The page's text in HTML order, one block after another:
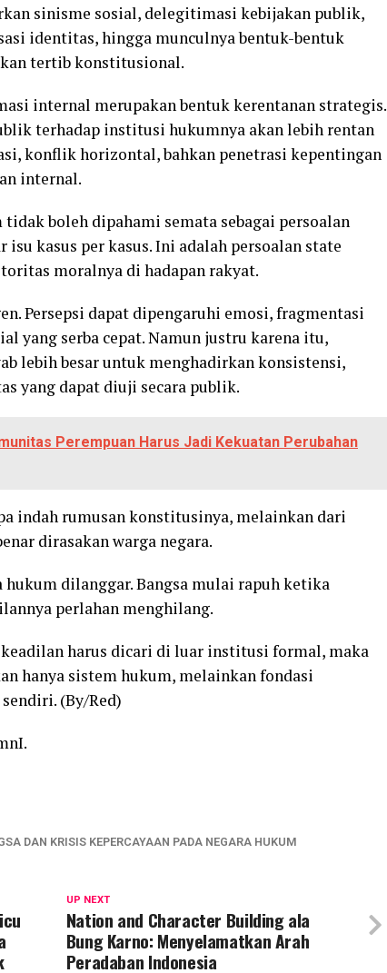
sinisme sosial, delegitimasi kebijakan publik,
identitas, hingga munculnya bentuk-bentuk
tertib konstitusional.
internal merupakan bentuk kerentanan strategis.
terhadap institusi hukumnya akan lebih rentan
konflik horizontal, bahkan penetrasi kepentingan
internal.
boleh dipahami semata sebagai persoalan
kasus per kasus. Ini adalah persoalan state
moralnya di hadapan rakyat.
Persepsi dapat dipengaruhi emosi, fragmentasi
yang serba cepat. Namun justru karena itu,
lebih besar untuk menghadirkan konsistensi,
yang dapat diuji secara publik.
Perempuan Harus Jadi Kekuatan Perubahan
indah rumusan konstitusinya, melainkan dari
dirasakan warga negara.
hukum dilanggar. Bangsa mulai rapuh ketika
perlahan menghilang.
harus dicari di luar institusi formal, maka
hanya sistem hukum, melainkan fondasi
(By/Red)
DAN KRISIS KEPERCAYAAN PADA NEGARA HUKUM
UP NEXT
Nation and Character Building ala
Bung Karno: Menyelamatkan Arah
Peradaban Indonesia